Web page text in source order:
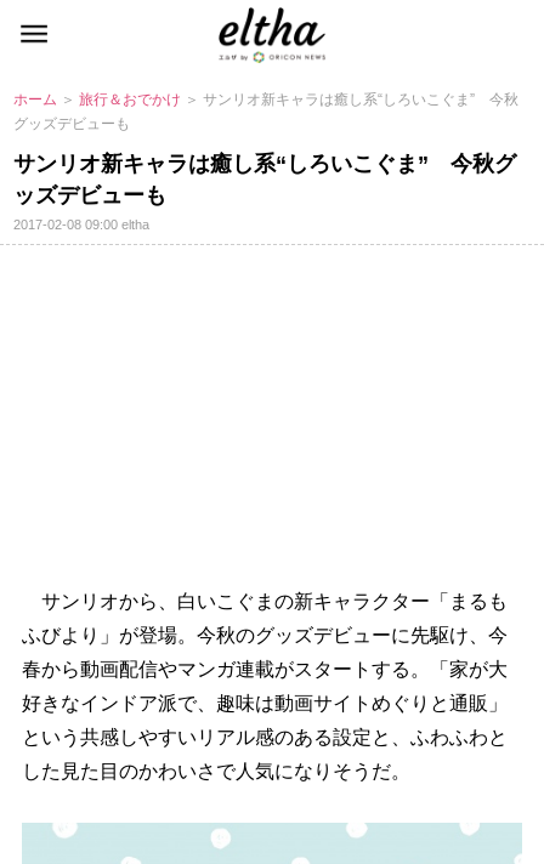
ホーム ＞旅行＆おでかけ ＞ サンリオ新キャラは癒し系“しろいこぐま” 今秋
グッズデビューも
サンリオ新キャラは癒し系“しろいこぐま” 今秋グ
ッズデビューも
2017-02-08 09:00eltha
サンリオから、白いこぐまの新キャラクター「まるも
ふびより」が登場。今秋のグッズデビューに先駆け、今
春から動画配信やマンガ連載がスタートする。「家が大
好きなインドア派で、趣味は動画サイトめぐりと通販」
という共感しやすいリアル感のある設定と、ふわふわと
した見た目のかわいさで人気になりそうだ。